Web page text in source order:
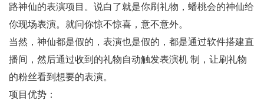
路神仙的表演项目。说白了就是你刷礼物，蟠桃会的神仙给
你现场表演。就问你惊不惊喜，意不意外。
当然，神仙都是假的，表演也是假的，都是通过软件搭建直
播间，然后通过收到的礼物自动触发表演机 制，让刷礼物
的粉丝看到想要的表演。
项目优势：